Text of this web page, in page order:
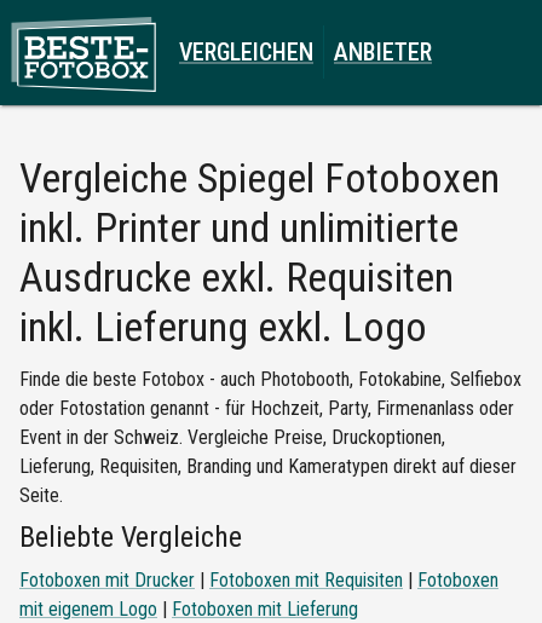
VERGLEICHEN ANBIETER
Vergleiche Spiegel Fotoboxen
inkl. Printer und unlimitierte
Ausdrucke exkl. Requisiten
inkl. Lieferung exkl. Logo
Finde die beste Fotobox - auch Photobooth, Fotokabine, Selfiebox
oder Fotostation genannt - für Hochzeit, Party, Firmenanlass oder
Event in der Schweiz. Vergleiche Preise, Druckoptionen,
Lieferung, Requisiten, Branding und Kameratypen direkt auf dieser
Seite.
Beliebte Vergleiche
Fotoboxen mit Drucker Fotoboxen mit Requisiten
Fotoboxen
mit eigenem Logo
Fotoboxen mit Lieferung